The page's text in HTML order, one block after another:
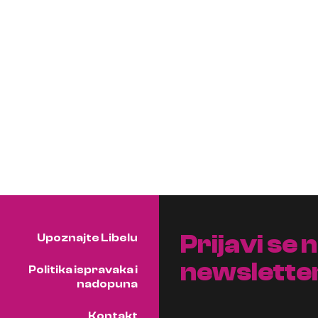
Upoznajte Libelu
Politika ispravaka i
nadopuna
Prijavi se